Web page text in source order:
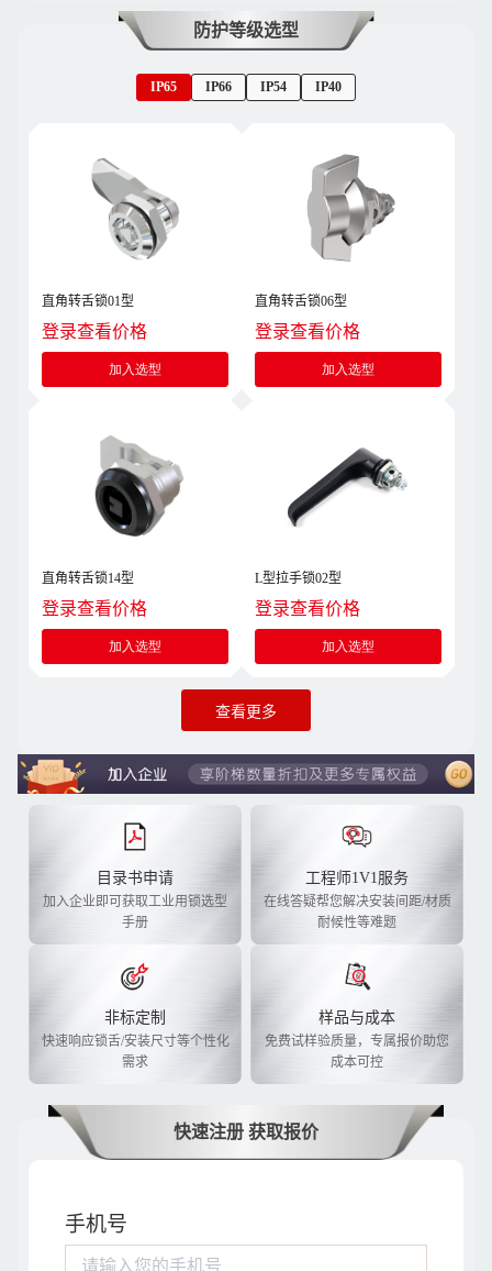
防护等级选型
IP65 IP66 IP54 IP40
直角转舌锁01型
登录查看价格
加入选型
直角转舌锁06型
登录查看价格
加入选型
直角转舌锁14型
登录查看价格
加入选型
L型拉手锁02型
登录查看价格
加入选型
查看更多
目录书申请
加入企业即可获取工业用锁选型
手册
工程师1V1服务
在线答疑帮您解决安装间距/材质
耐候性等难题
非标定制
快速响应锁舌/安装尺寸等个性化
需求
样品与成本
免费试样验质量，专属报价助您
成本可控
快速注册 获取报价
手机号
请输入您的手机号